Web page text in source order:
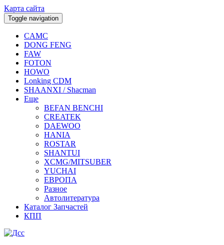
Карта сайта
Toggle navigation
CAMC
DONG FENG
FAW
FOTON
HOWO
Lonking CDM
SHAANXI / Shacman
Еще
BEFAN BENCHI
CREATEK
DAEWOO
HANIA
ROSTAR
SHANTUI
XCMG/MITSUBER
YUCHAI
ЕВРОПА
Разное
Aвтолитература
Каталог Запчастей
КПП